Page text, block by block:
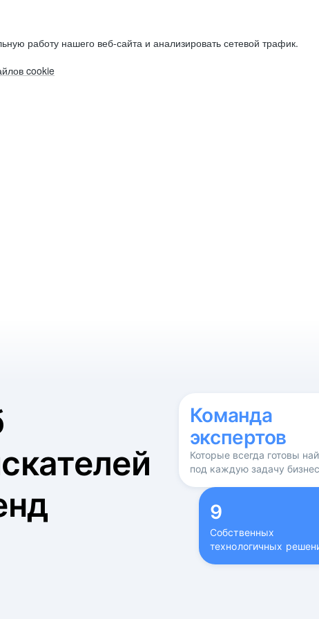
работу нашего веб-сайта и анализировать сетевой трафик.
cookie
Команда
экспертов
Которые всегда готовы
под каждую задачу
9
Собственных
технологичных